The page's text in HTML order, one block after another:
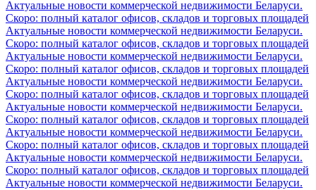
Актуальные новости коммерческой недвижимости Беларуси.
Скоро: полный каталог офисов, складов и торговых площадей
Актуальные новости коммерческой недвижимости Беларуси.
Скоро: полный каталог офисов, складов и торговых площадей
Актуальные новости коммерческой недвижимости Беларуси.
Скоро: полный каталог офисов, складов и торговых площадей
Актуальные новости коммерческой недвижимости Беларуси.
Скоро: полный каталог офисов, складов и торговых площадей
Актуальные новости коммерческой недвижимости Беларуси.
Скоро: полный каталог офисов, складов и торговых площадей
Актуальные новости коммерческой недвижимости Беларуси.
Скоро: полный каталог офисов, складов и торговых площадей
Актуальные новости коммерческой недвижимости Беларуси.
Скоро: полный каталог офисов, складов и торговых площадей
Актуальные новости коммерческой недвижимости Беларуси.